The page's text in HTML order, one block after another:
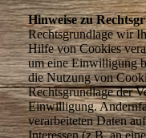
Hinweise zu
Rechtsgrundlage wir
Hilfe von Cookies
um eine Einwilligung
die Nutzung von
Rechtsgrundlage der
Einwilligung.
verarbeiteten Daten
Interessen (z.B. an